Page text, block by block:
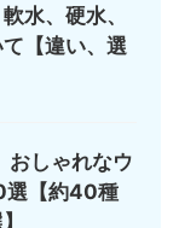
水、硬水、
【違い、選
おしゃれなウ
選【約40種